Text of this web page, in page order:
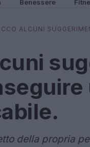
Benessere
ALCUNI
della propria